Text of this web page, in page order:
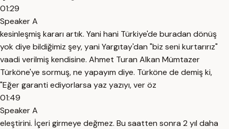
01:29
Speaker A
kesinleşmiş kararı artık. Yani hani Türkiye'de buradan dönüş
yok diye bildiğimiz şey, yani Yargıtay'dan "biz seni kurtarırız"
vaadi verilmiş kendisine. Ahmet Turan Alkan Mümtazer
Türköne'ye sormuş, ne yapayım diye. Türköne de demiş ki,
"Eğer garanti ediyorlarsa yaz yazıyı, ver öz
01:49
Speaker A
eleştirini. İçeri girmeye değmez. Bu saatten sonra 2 yıl daha